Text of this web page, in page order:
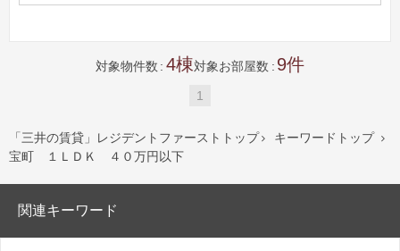
対象物件数 4 対象お部屋数 9
1
「三井の賃貸」レジデントファーストトップ  キーワードトップ 
宝町 １ＬＤＫ ４０万円以下
関連キーワード